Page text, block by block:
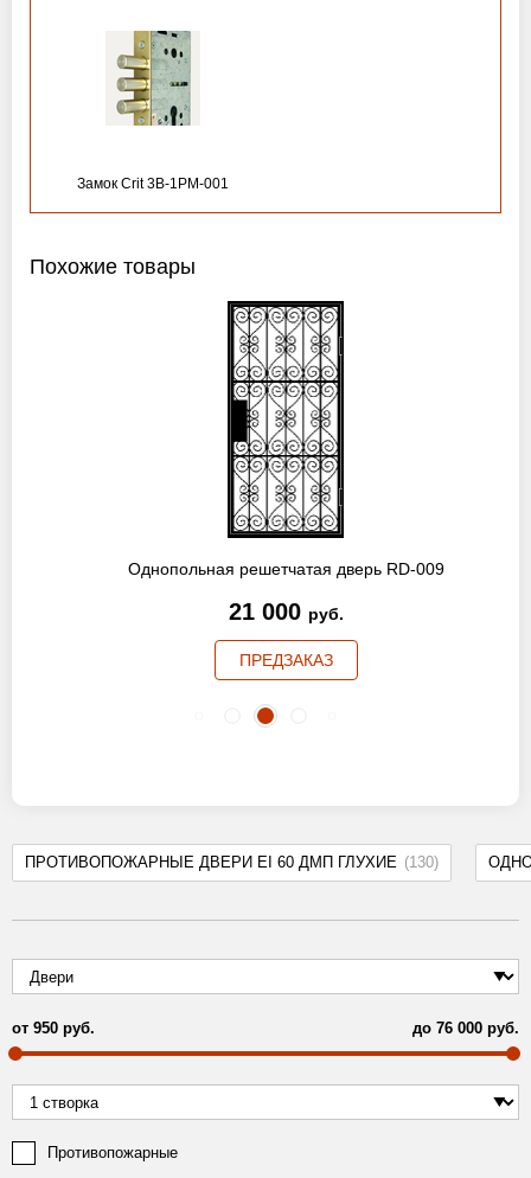
ПРОТИВОПОЖАРНЫЕ ДВЕРИ EI 60 ДМП ГЛУХИЕ (130)
от 950 руб. до 76 000 руб.
Противопожарные
Замок Crit 3B-1PM-001
Похожие товары
Однопольная решетчатая дверь RD-009
21 000руб.
ПРЕДЗАКАЗ